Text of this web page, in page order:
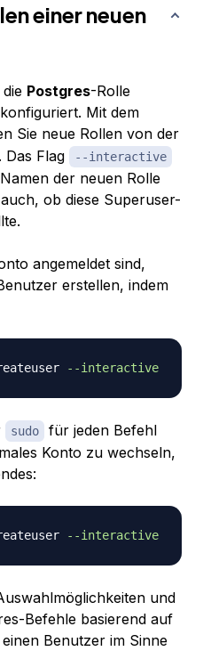
einer neuen
Postgres-Rolle
Mit dem
Sie neue Rollen von der
Das Flag
--interactive
der neuen Rolle
ob diese Superuser-
angemeldet sind,
erstellen, indem
--interactive
sudo
für jeden Befehl
Konto zu wechseln,
--interactive
und
Befehle basierend auf
Benutzer im Sinne